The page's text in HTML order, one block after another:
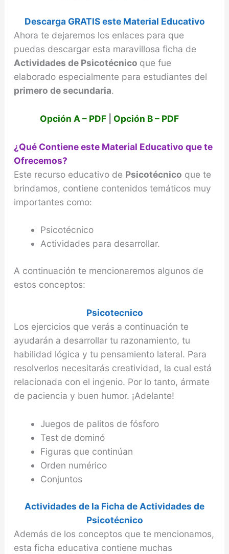
Descarga GRATIS este Material Educativo
Ahora te dejaremos los enlaces para que
puedas descargar esta maravillosa ficha de
Actividades de Psicotécnico que fue
elaborado especialmente para estudiantes del
primero de secundaria.
Opción A – PDF Opción B – PDF
¿Qué Contiene este Material Educativo que te
Ofrecemos?
Este recurso educativo de Psicotécnico que te
brindamos, contiene contenidos temáticos muy
importantes como:
Psicotécnico
Actividades para desarrollar.
A continuación te mencionaremos algunos de
estos conceptos:
Psicotecnico
Los ejercicios que verás a continuación te
ayudarán a desarrollar tu razonamiento, tu
habilidad lógica y tu pensamiento lateral. Para
resolverlos necesitarás creatividad, la cual está
relacionada con el ingenio. Por lo tanto, ármate
de paciencia y buen humor. ¡Adelante!
Juegos de palitos de fósforo
Test de dominó
Figuras que continúan
Orden numérico
Conjuntos
Actividades de la Ficha de Actividades de
Psicotécnico
Además de los conceptos que te mencionamos,
esta ficha educativa contiene muchas